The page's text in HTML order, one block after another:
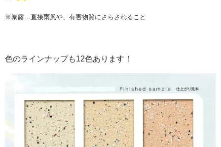
※暴露…直接雨風や、有害物質にさらされること
色のラインナップも12色あります！